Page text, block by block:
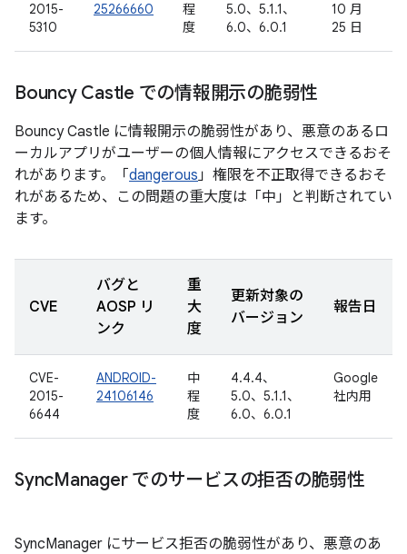
2015-
5310
25266660
程
度
5.0、5.1.1、
6.0、6.0.1
10 月
25 日
Bouncy Castle での情報開示の脆弱性
Bouncy Castle に情報開示の脆弱性があり、悪意のあるロ
ーカルアプリがユーザーの個人情報にアクセスできるおそ
れがあります。「 dangerous」権限を不正取得できるおそ
れがあるため、この問題の重大度は「中」と判断されてい
ます。
CVE
バグと
AOSP リ
ンク
重
大
度
更新対象の
バージョン
報告日
CVE-
2015-
6644
ANDROID-
24106146
中
程
度
4.4.4、
5.0、5.1.1、
6.0、6.0.1
Google
社内用
SyncManager でのサービスの拒否の脆弱性
SyncManager にサービス拒否の脆弱性があり、悪意のあ